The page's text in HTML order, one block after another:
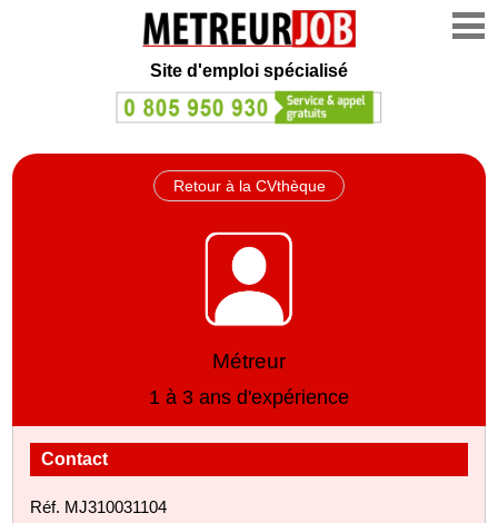
Site d'emploi spécialisé
Retour à la CVthèque
Métreur
1 à 3 ans d'expérience
Contact
Réf. MJ310031104